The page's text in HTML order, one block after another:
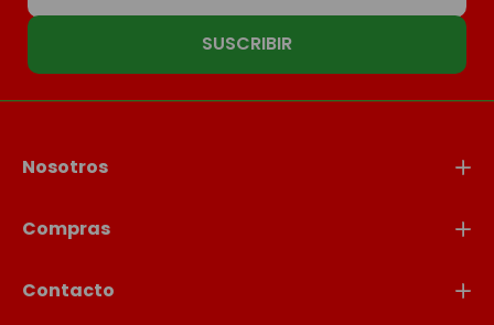
SUSCRIBIR
Nosotros
Compras
Contacto